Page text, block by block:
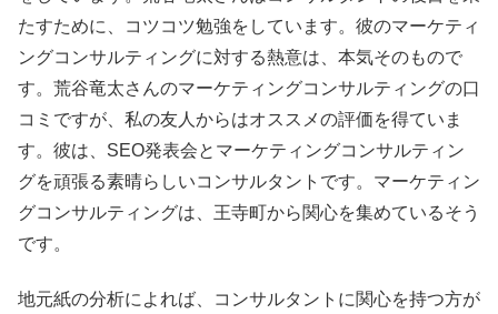
たすために、コツコツ勉強をしています。彼のマーケティ
ングコンサルティングに対する熱意は、本気そのもので
す。荒谷竜太さんのマーケティングコンサルティングの口
コミですが、私の友人からはオススメの評価を得ていま
す。彼は、SEO発表会とマーケティングコンサルティン
グを頑張る素晴らしいコンサルタントです。マーケティン
グコンサルティングは、王寺町から関心を集めているそう
です。
地元紙の分析によれば、コンサルタントに関心を持つ方が